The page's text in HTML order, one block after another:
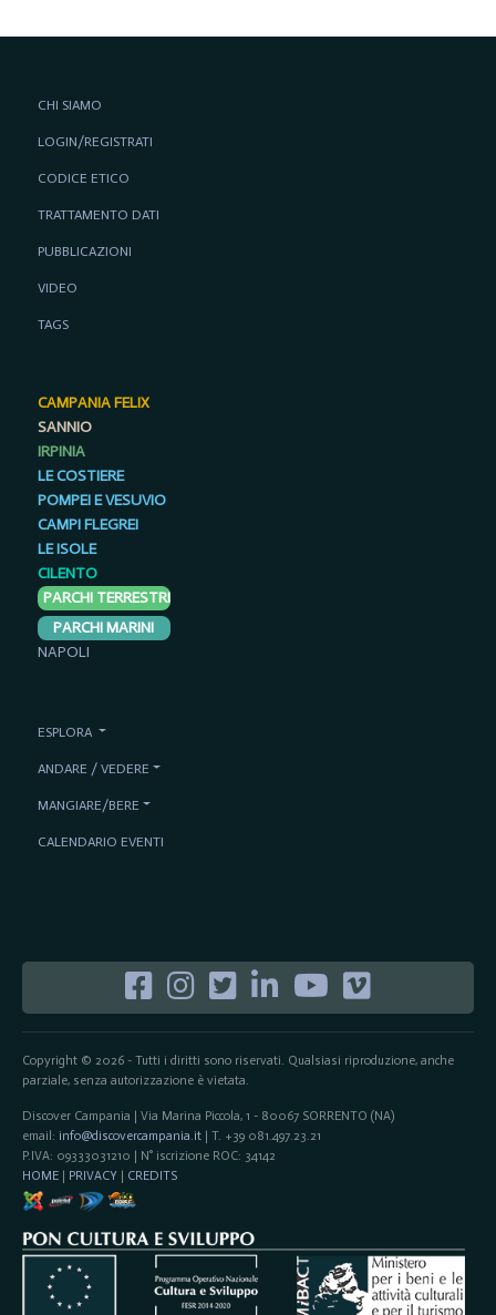
Copyright © 2026 - Tutti i diritti sono riservati. Qualsiasi riproduzione, anche
parziale, senza autorizzazione è vietata.
Discover Campania | Via Marina Piccola, 1 - 80067 SORRENTO (NA)
email: info@discovercampania.it| T. +39 081.497.23.21
P.IVA: 09333031210 | N° iscrizione ROC: 34142
HOME| PRIVACY | CREDITS
CHI SIAMO
LOGIN/REGISTRATI
CODICE ETICO
TRATTAMENTO DATI
PUBBLICAZIONI
VIDEO
TAGS
CAMPANIA FELIX
SANNIO
IRPINIA
LE COSTIERE
POMPEI E VESUVIO
CAMPI FLEGREI
LE ISOLE
CILENTO
PARCHI TERRESTRI
PARCHI MARINI
NAPOLI
ESPLORA
ANDARE / VEDERE
MANGIARE/BERE
CALENDARIO EVENTI